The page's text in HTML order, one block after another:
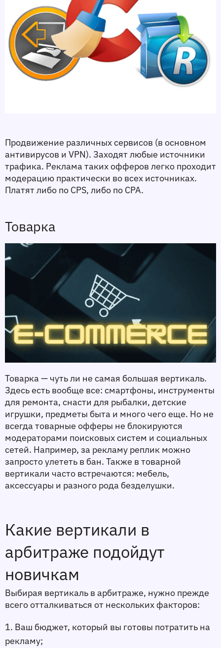
Продвижение различных сервисов (в основном
антивирусов и VPN). Заходят любые источники
трафика. Реклама таких офферов легко проходит
модерацию практически во всех источниках.
Платят либо по CPS, либо по CPA.
Товарка
Товарка — чуть ли не самая большая вертикаль.
Здесь есть вообще все: смартфоны, инструменты
для ремонта, снасти для рыбалки, детские
игрушки, предметы быта и много чего еще. Но не
всегда товарные офферы не блокируются
модераторами поисковых систем и социальных
сетей. Например, за рекламу реплик можно
запросто улететь в бан. Также в товарной
вертикали часто встречаются: мебель,
аксессуары и разного рода безделушки.
Какие вертикали в
арбитраже подойдут
новичкам
Выбирая вертикаль в арбитраже, нужно прежде
всего отталкиваться от нескольких факторов:
1. Ваш бюджет, который вы готовы потратить на
рекламу;